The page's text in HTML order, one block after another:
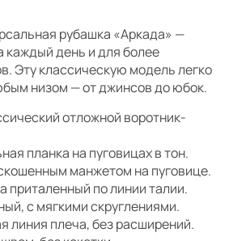
рубашка «Аркада» —
каждый день и для более
Эту классическую модель легко
низом — от джинсов до юбок.
отложной воротник-
планка на пуговицах в тон.
манжетом на пуговице.
приталенный по линии талии.
с мягкими скруглениями.
линия плеча, без расширений.